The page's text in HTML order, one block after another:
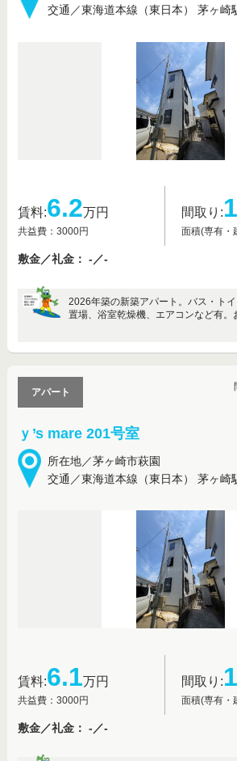
交通／東海道本線（東日本） 茅ヶ崎
賃料:6.2万円
共益費：3000円
間取り:
面積(専有・
敷金／礼金： -／-
2026年築の新築アパート。バス・ト
置場、浴室乾燥機、エアコンなど有。
ｙ’s mare 201号室
所在地／茅ヶ崎市萩園
交通／東海道本線（東日本） 茅ヶ崎
アパート
賃料:6.1万円
共益費：3000円
間取り:
面積(専有・
敷金／礼金： -／-